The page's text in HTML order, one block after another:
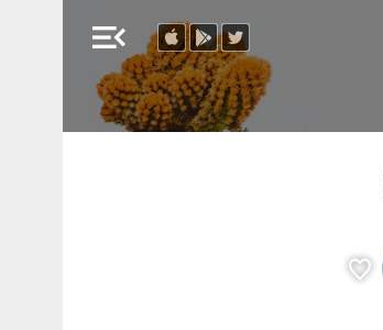
menu_open